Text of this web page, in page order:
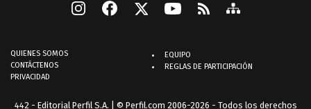
QUIENES SOMOS
CONTÁCTENOS
PRIVACIDAD
EQUIPO
REGLAS DE PARTICIPACIÓN
442 - Editorial Perfil S.A. | © Perfil.com 2006-2026 - Todos los derechos